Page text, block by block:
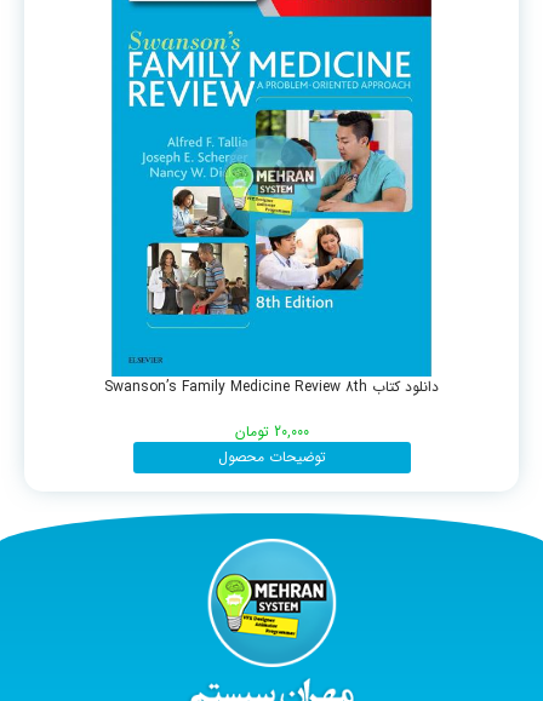
دانلود کتاب Swanson’s Family Medicine Review 8th
20,000 تومان
توضیحات محصول